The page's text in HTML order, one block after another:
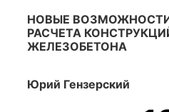
НОВЫЕ
РАСЧЕТА
ЖЕЛЕЗОБЕТОНА
Юрий Гензерский